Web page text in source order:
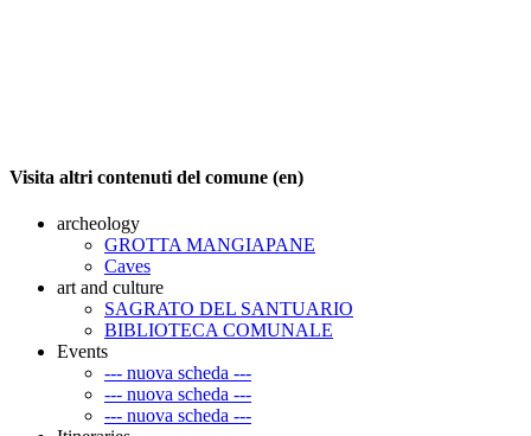
Visita altri contenuti del comune (en)
archeology
GROTTA MANGIAPANE
Caves
art and culture
SAGRATO DEL SANTUARIO
BIBLIOTECA COMUNALE
Events
--- nuova scheda ---
--- nuova scheda ---
--- nuova scheda ---